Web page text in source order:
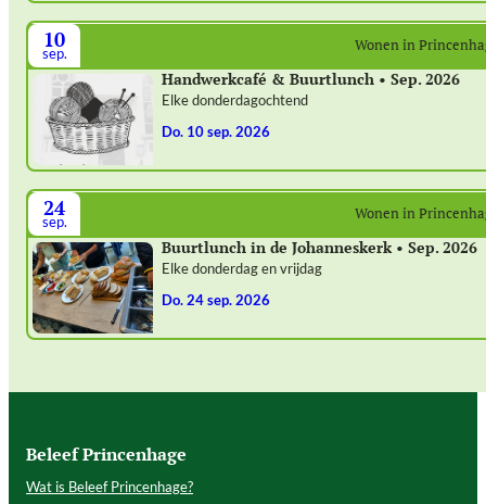
10
sep. Wonen in
Handwerkcafé & Buurtlunch • Sep. 2026
Elke donderdagochtend
do. 10 sep. 2026
24
sep. Wonen in
Buurtlunch in de Johanneskerk • Sep. 2026
Elke donderdag en vrijdag
do. 24 sep. 2026
Beleef Princenhage
Wat is Beleef Princenhage?